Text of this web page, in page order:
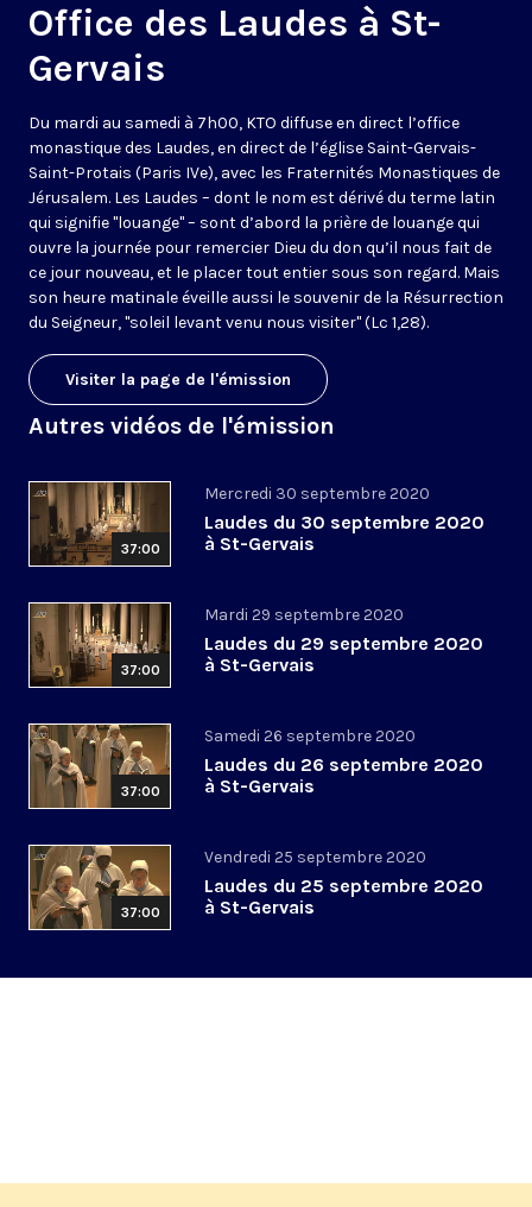
Office des Laudes à St-
Gervais
Du mardi au samedi à 7h00, KTO diffuse en direct l’office
monastique des Laudes, en direct de l’église Saint-Gervais-
Saint-Protais (Paris IVe), avec les Fraternités Monastiques de
Jérusalem. Les Laudes – dont le nom est dérivé du terme latin
qui signifie "louange" – sont d’abord la prière de louange qui
ouvre la journée pour remercier Dieu du don qu’il nous fait de
ce jour nouveau, et le placer tout entier sous son regard. Mais
son heure matinale éveille aussi le souvenir de la Résurrection
du Seigneur, "soleil levant venu nous visiter" (Lc 1,28).
Visiter la page de l'émission
Autres vidéos de l'émission
37:00
Mercredi 30 septembre 2020
Laudes du 30 septembre 2020
à St-Gervais
37:00
Mardi 29 septembre 2020
Laudes du 29 septembre 2020
à St-Gervais
37:00
Samedi 26 septembre 2020
Laudes du 26 septembre 2020
à St-Gervais
37:00
Vendredi 25 septembre 2020
Laudes du 25 septembre 2020
à St-Gervais